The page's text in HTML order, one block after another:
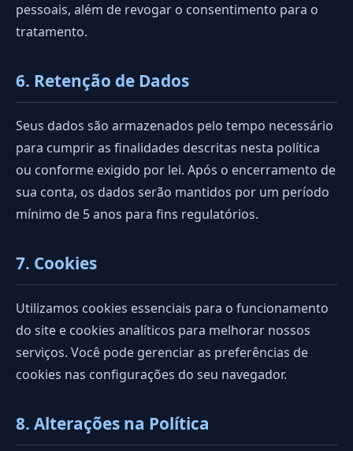
pessoais, além de revogar o consentimento para o
tratamento.
6. Retenção de Dados
Seus dados são armazenados pelo tempo necessário
para cumprir as finalidades descritas nesta política
ou conforme exigido por lei. Após o encerramento de
sua conta, os dados serão mantidos por um período
mínimo de 5 anos para fins regulatórios.
7. Cookies
Utilizamos cookies essenciais para o funcionamento
do site e cookies analíticos para melhorar nossos
serviços. Você pode gerenciar as preferências de
cookies nas configurações do seu navegador.
8. Alterações na Política